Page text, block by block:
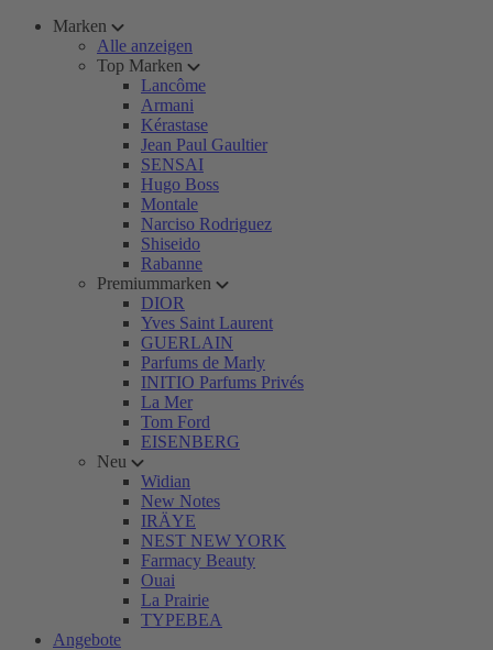
Marken
Alle anzeigen
Top Marken
Lancôme
Armani
Kérastase
Jean Paul Gaultier
SENSAI
Hugo Boss
Montale
Narciso Rodriguez
Shiseido
Rabanne
Premiummarken
DIOR
Yves Saint Laurent
GUERLAIN
Parfums de Marly
INITIO Parfums Privés
La Mer
Tom Ford
EISENBERG
Neu
Widian
New Notes
IRÄYE
NEST NEW YORK
Farmacy Beauty
Ouai
La Prairie
TYPEBEA
Angebote